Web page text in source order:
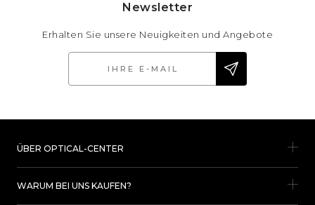
Newsletter
Erhalten Sie unsere Neuigkeiten und Angebote
ÜBER OPTICAL-CENTER
WARUM BEI UNS KAUFEN?